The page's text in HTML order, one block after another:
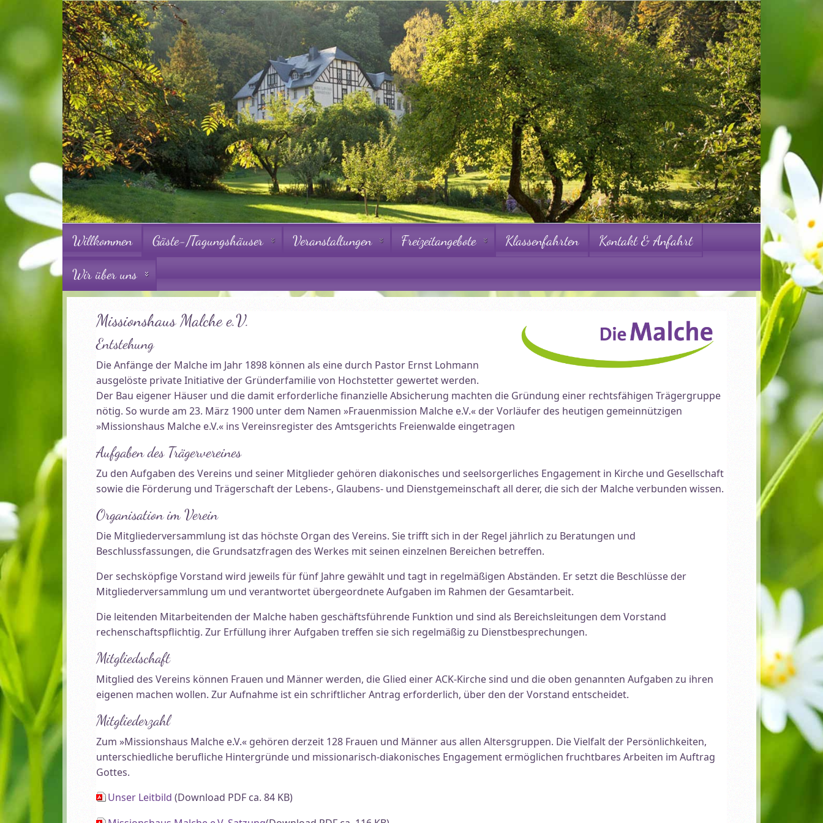
Willkommen Gäste-/Tagungshäuser Veranstaltungen Freizeitangebote Klassenfahrten Kontakt & Anfahrt
Wir über uns
Missionshaus Malche e.V.
Entstehung
Die Anfänge der Malche im Jahr 1898 können als eine durch Pastor Ernst Lohmann
ausgelöste private Initiative der Gründerfamilie von Hochstetter gewertet werden.
Der Bau eigener Häuser und die damit erforderliche finanzielle Absicherung machten die Gründung einer rechtsfähigen Trägergruppe
nötig. So wurde am 23. März 1900 unter dem Namen »Frauenmission Malche e.V.« der Vorläufer des heutigen gemeinnützigen
»Missionshaus Malche e.V.« ins Vereinsregister des Amtsgerichts Freienwalde eingetragen
Aufgaben des Trägervereines
Zu den Aufgaben des Vereins und seiner Mitglieder gehören diakonisches und seelsorgerliches Engagement in Kirche und Gesellschaft
sowie die Förderung und Trägerschaft der Lebens-, Glaubens- und Dienstgemeinschaft all derer, die sich der Malche verbunden wissen.
Organisation im Verein
Die Mitgliederversammlung ist das höchste Organ des Vereins. Sie trifft sich in der Regel jährlich zu Beratungen und
Beschlussfassungen, die Grundsatzfragen des Werkes mit seinen einzelnen Bereichen betreffen.
Der sechsköpfige Vorstand wird jeweils für fünf Jahre gewählt und tagt in regelmäßigen Abständen. Er setzt die Beschlüsse der
Mitgliederversammlung um und verantwortet übergeordnete Aufgaben im Rahmen der Gesamtarbeit.
Die leitenden Mitarbeitenden der Malche haben geschäftsführende Funktion und sind als Bereichsleitungen dem Vorstand
rechenschaftspflichtig. Zur Erfüllung ihrer Aufgaben treffen sie sich regelmäßig zu Dienstbesprechungen.
Mitgliedschaft
Mitglied des Vereins können Frauen und Männer werden, die Glied einer ACK-Kirche sind und die oben genannten Aufgaben zu ihren
eigenen machen wollen. Zur Aufnahme ist ein schriftlicher Antrag erforderlich, über den der Vorstand entscheidet.
Mitgliederzahl
Zum »Missionshaus Malche e.V.« gehören derzeit 128 Frauen und Männer aus allen Altersgruppen. Die Vielfalt der Persönlichkeiten,
unterschiedliche berufliche Hintergründe und missionarisch-diakonisches Engagement ermöglichen fruchtbares Arbeiten im Auftrag
Gottes.
Unser Leitbild (Download PDF ca. 84 KB)